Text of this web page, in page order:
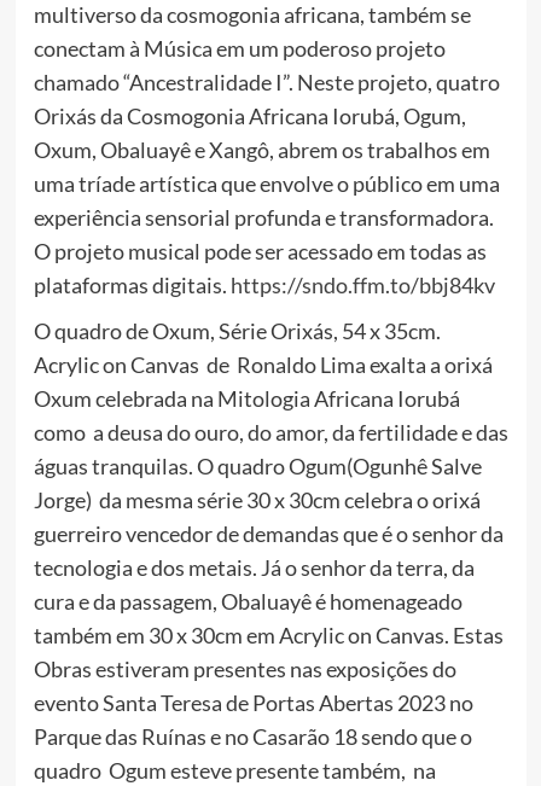
multiverso da cosmogonia africana, também se
conectam à Música em um poderoso projeto
chamado “Ancestralidade I”. Neste projeto, quatro
Orixás da Cosmogonia Africana Iorubá, Ogum,
Oxum, Obaluayê e Xangô, abrem os trabalhos em
uma tríade artística que envolve o público em uma
experiência sensorial profunda e transformadora.
O projeto musical pode ser acessado em todas as
plataformas digitais. https://sndo.ffm.to/bbj84kv
O quadro de Oxum, Série Orixás, 54 x 35cm.
Acrylic on Canvas de Ronaldo Lima exalta a orixá
Oxum celebrada na Mitologia Africana Iorubá
como a deusa do ouro, do amor, da fertilidade e das
águas tranquilas. O quadro Ogum(Ogunhê Salve
Jorge) da mesma série 30 x 30cm celebra o orixá
guerreiro vencedor de demandas que é o senhor da
tecnologia e dos metais. Já o senhor da terra, da
cura e da passagem, Obaluayê é homenageado
também em 30 x 30cm em Acrylic on Canvas. Estas
Obras estiveram presentes nas exposições do
evento Santa Teresa de Portas Abertas 2023 no
Parque das Ruínas e no Casarão 18 sendo que o
quadro Ogum esteve presente também, na